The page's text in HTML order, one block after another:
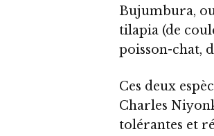
Bujumbura,
tilapia (de
poisson-chat,
Ces deux
Charles
tolérantes et